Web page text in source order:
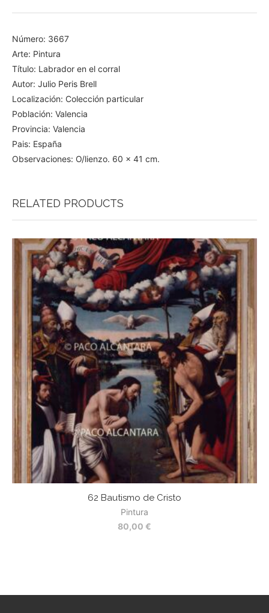
Número: 3667
Arte: Pintura
Título: Labrador en el corral
Autor: Julio Peris Brell
Localización: Colección particular
Población: Valencia
Provincia: Valencia
Pais: España
Observaciones: O/lienzo. 60 x 41 cm.
RELATED PRODUCTS
62 Bautismo de Cristo
Pintura
80,00 €